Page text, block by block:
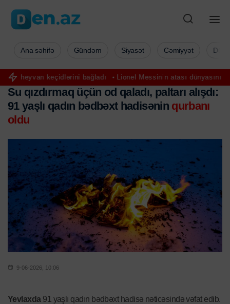
bağladı Lionel Messinin atası dünyasını dəyişdi FHN
Ana səhifə Gündəm Siyasət Cəmiyyət
Su qızdırmaq üçün od qaladı, paltarı alışdı:
91 yaşlı qadın bədbəxt hadisənin qurbanı
oldu
9-06-2026, 10:06
Yevlaxda91 yaşlı qadın bədbəxt hadisə nəticəsində vəfat edib.